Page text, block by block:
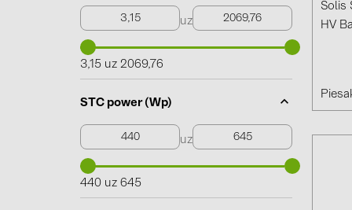
uz
3,15 uz 2069,76
STC power (Wp)
uz
440 uz 645
Solis
HV